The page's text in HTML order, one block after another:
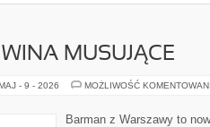
MUSUJĄCE
- 9 - 2026 MOŻLIWOŚĆ
Barman z Warszawy to